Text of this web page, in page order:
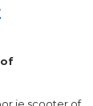
of